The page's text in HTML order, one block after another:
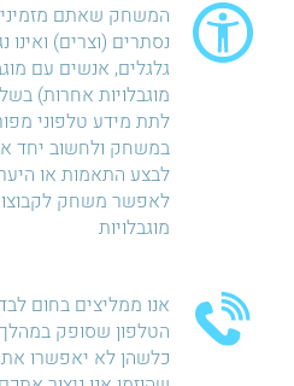
המשחק שאתם
נסתרים (וצרים) ואינו
גלגלים, אנשים עם
מוגבלויות אחרות)
לתת מידע טלפוני
במשחק ולחשוב יחד
לבצע התאמות או
לאפשר משחק
מוגבלויות
אנו ממליצים בחום
הטלפון שסופק
כלשהן לא יאפשרו